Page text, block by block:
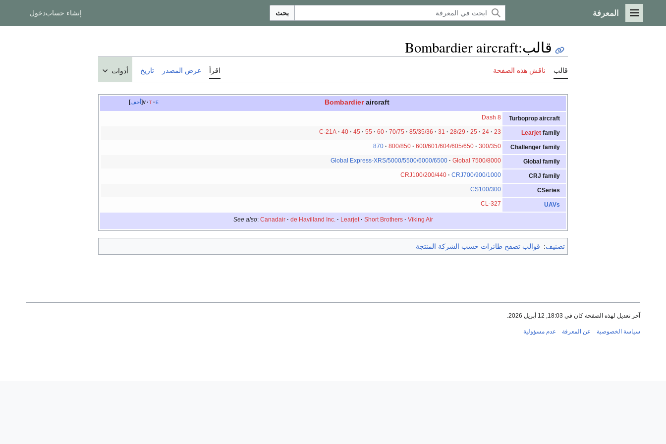
القائمة الرئيسية
المعرفة بحث إنشاء حسابدخول
قالب:
Bombardier aircraft
قالب ناقش هذه الصفحة اقرأ عرض المصدر تاريخ أدوات
أخف v t e Bombardieraircraft
Turboprop aircraft
Dash 8
Learjetfamily
23
24
25
28/29
31
35/36/C-21A
40 45 55 60 70/75 85
Challenger family
300/350
600/601/604/605/650
800/850
870
Global family
Global Express-XRS/5000/5500/6000/6500 Global 7500/8000
CRJ family
CRJ100/200/440 CRJ700/900/1000
CSeries
CS100/300
UAVs
CL-327
See also: Canadair de Havilland Inc. Learjet Short Brothers Viking Air
تصنيف: قوالب تصفح طائرات حسب الشركة المنتجة
آخر تعديل لهذه الصفحة كان في 18:03, 12 أبريل 2026.
سياسة الخصوصية عن المعرفة عدم مسؤولية